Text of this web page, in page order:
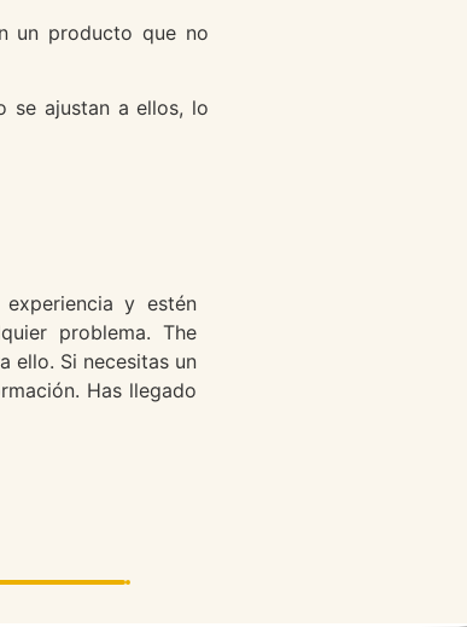
un producto que no
se ajustan a ellos, lo
y estén
problema. The
ello. Si necesitas un
Has llegado